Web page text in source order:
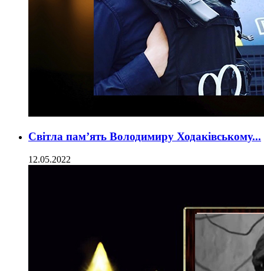
Світла пам’ять Володимиру Ходаківському...
12.05.2022